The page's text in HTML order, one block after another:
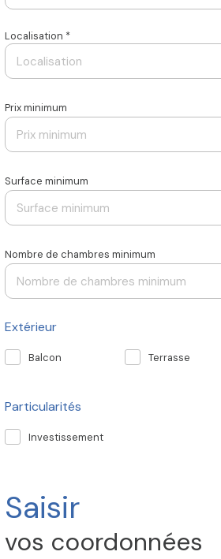
Localisation *
Prix minimum
Surface minimum
Nombre de chambres minimum
Extérieur
Balcon Terrasse
Particularités
Investissement
Saisir
vos coordonnées